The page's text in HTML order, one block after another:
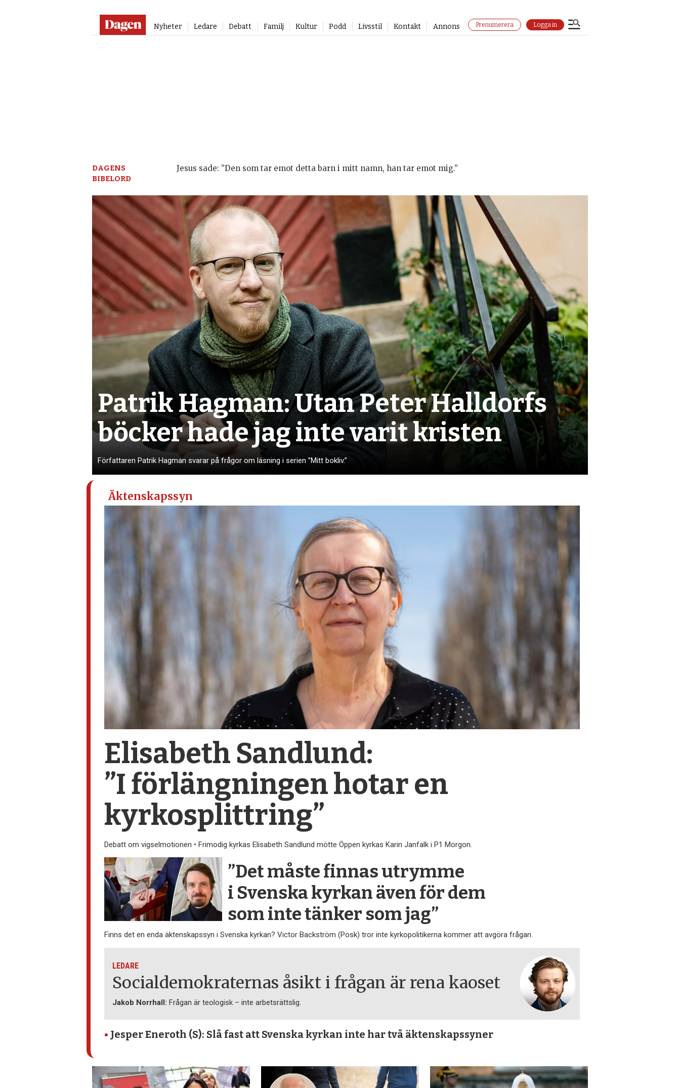
Nyheter Ledare Debatt Familj Kultur Podd Livsstil Kontakt Annons Prenumerera Logga in
DAGENS
BIBELORD
Jesus sade: ”Den som tar emot detta barn i mitt namn, han tar emot mig.”
Patrik Hagman: Utan Peter Halldorfs
böcker hade jag inte varit kristen
Författaren Patrik Hagman svarar på frågor om läsning i serien ”Mitt bokliv.”
Äktenskapssyn
Elisabeth Sandlund:
”I förlängningen hotar en
kyrkosplittring”
Debatt om vigselmotionen • Frimodig kyrkas Elisabeth Sandlund mötte Öppen kyrkas Karin Janfalk i P1 Morgon.
”Det måste finnas utrymme
i Svenska kyrkan även för dem
som inte tänker som jag”
Finns det en enda äktenskapssyn i Svenska kyrkan? Victor Backström (Posk) tror inte kyrkopolitikerna kommer att avgöra frågan.
LEDARE
Socialdemokraternas åsikt i frågan är rena kaoset
Jakob Norrhall:Frågan är teologisk – inte arbetsrättslig.
• Jesper Eneroth (S): Slå fast att Svenska kyrkan inte har två äktenskapssyner